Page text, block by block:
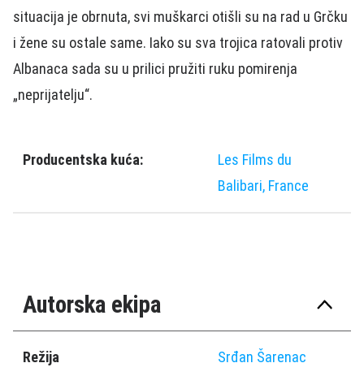
situacija je obrnuta, svi muškarci otišli su na rad u Grčku
i žene su ostale same. Iako su sva trojica ratovali protiv
Albanaca sada su u prilici pružiti ruku pomirenja
„neprijatelju“.
Producentska kuća:
Les Films du
Balibari, France
Autorska ekipa
Režija Srđan Šarenac